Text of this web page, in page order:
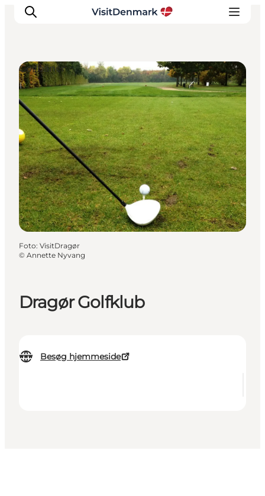
Inspiration
Destinationer
Oplevelser
Overnatning
Planlæg ferien
Dragør Golfklub
Besøg hjemmeside
Golfbaner
Foto: VisitDragør
© Annette Nyvang